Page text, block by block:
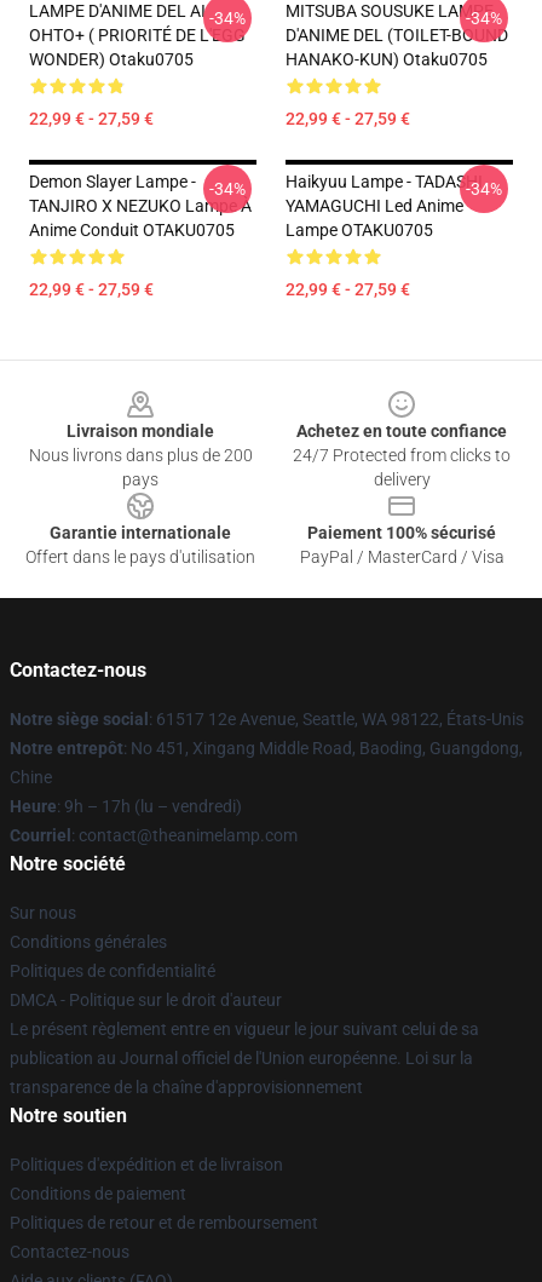
LAMPE D'ANIME DEL AI
OHTO+ ( PRIORITÉ DE L'EGG
WONDER) Otaku0705
22,99 € - 27,59 €
-34%
MITSUBA SOUSUKE LAMPE
D'ANIME DEL (TOILET-BOUND
HANAKO-KUN) Otaku0705
22,99 € - 27,59 €
-34%
Demon Slayer Lampe -
TANJIRO X NEZUKO Lampe À
Anime Conduit OTAKU0705
22,99 € - 27,59 €
-34%
Haikyuu Lampe - TADASHI
YAMAGUCHI Led Anime
Lampe OTAKU0705
22,99 € - 27,59 €
-34%
Livraison mondiale
Nous livrons dans plus de 200
pays
Achetez en toute confiance
24/7 Protected from clicks to
delivery
Garantie internationale
Offert dans le pays d'utilisation
Paiement 100% sécurisé
PayPal / MasterCard / Visa
Contactez-nous
Notre siège social : 61517 12e Avenue, Seattle, WA 98122, États-Unis
Notre entrepôt: No 451, Xingang Middle Road, Baoding, Guangdong,
Chine
Heure: 9h – 17h (lu – vendredi)
Courriel : contact@theanimelamp.com
Notre société
Sur nous
Conditions générales
Politiques de confidentialité
DMCA - Politique sur le droit d'auteur
Le présent règlement entre en vigueur le jour suivant celui de sa
publication au Journal officiel de l'Union européenne. Loi sur la
transparence de la chaîne d'approvisionnement
Notre soutien
Politiques d'expédition et de livraison
Conditions de paiement
Politiques de retour et de remboursement
Contactez-nous